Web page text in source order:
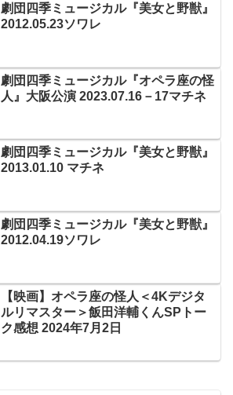
劇団四季ミュージカル『美女と野獣』
2012.05.23ソワレ
劇団四季ミュージカル『オペラ座の怪
人』大阪公演 2023.07.16－17マチネ
劇団四季ミュージカル『美女と野獣』
2013.01.10 マチネ
劇団四季ミュージカル『美女と野獣』
2012.04.19ソワレ
【映画】オペラ座の怪人＜4Kデジタ
ルリマスター＞飯田洋輔くんSPトー
ク感想 2024年7月2日